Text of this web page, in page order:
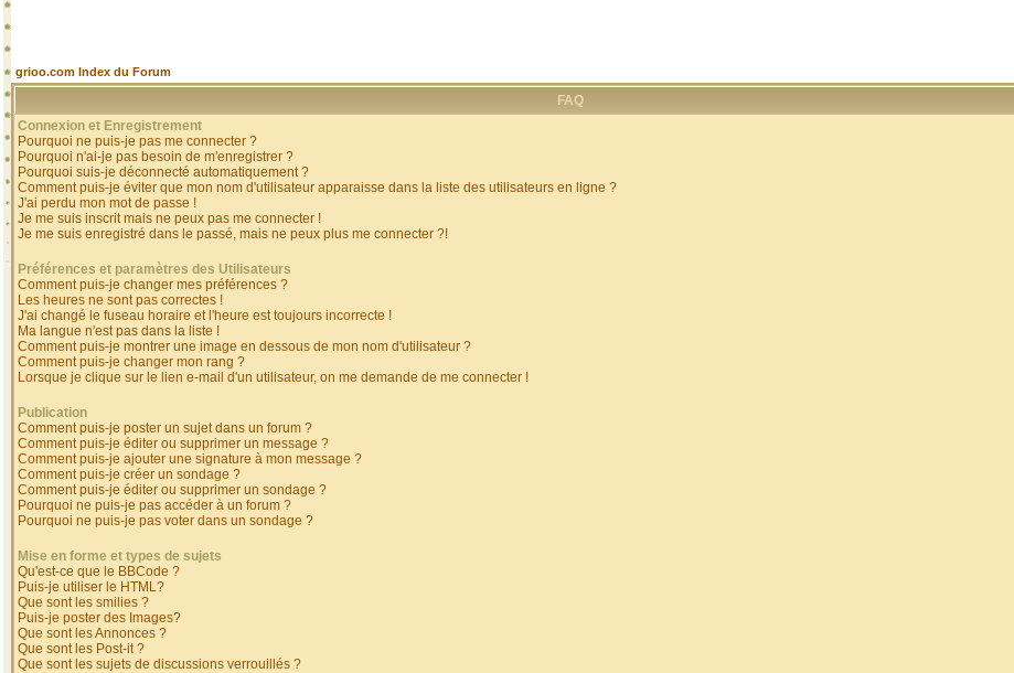
grioo.com Index du Forum
FAQ
Connexion et Enregistrement
Pourquoi ne puis-je pas me connecter ?
Pourquoi n'ai-je pas besoin de m'enregistrer ?
Pourquoi suis-je déconnecté automatiquement ?
Comment puis-je éviter que mon nom d'utilisateur apparaisse dans la liste des utilisateurs en ligne ?
J'ai perdu mon mot de passe !
Je me suis inscrit mais ne peux pas me connecter !
Je me suis enregistré dans le passé, mais ne peux plus me connecter ?!
Préférences et paramètres des Utilisateurs
Comment puis-je changer mes préférences ?
Les heures ne sont pas correctes !
J'ai changé le fuseau horaire et l'heure est toujours incorrecte !
Ma langue n'est pas dans la liste !
Comment puis-je montrer une image en dessous de mon nom d'utilisateur ?
Comment puis-je changer mon rang ?
Lorsque je clique sur le lien e-mail d'un utilisateur, on me demande de me connecter !
Publication
Comment puis-je poster un sujet dans un forum ?
Comment puis-je éditer ou supprimer un message ?
Comment puis-je ajouter une signature à mon message ?
Comment puis-je créer un sondage ?
Comment puis-je éditer ou supprimer un sondage ?
Pourquoi ne puis-je pas accéder à un forum ?
Pourquoi ne puis-je pas voter dans un sondage ?
Mise en forme et types de sujets
Qu'est-ce que le BBCode ?
Puis-je utiliser le HTML?
Que sont les smilies ?
Puis-je poster des Images?
Que sont les Annonces ?
Que sont les Post-it ?
Que sont les sujets de discussions verrouillés ?